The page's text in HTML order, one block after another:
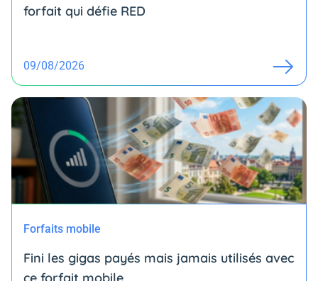
forfait qui défie RED
09/08/2026
Forfaits mobile
Fini les gigas payés mais jamais utilisés avec